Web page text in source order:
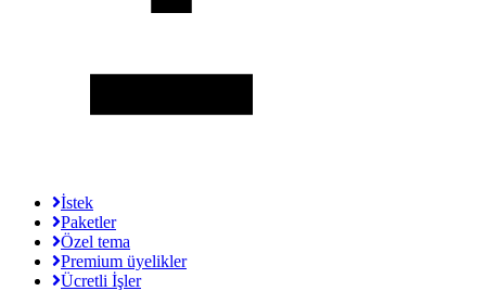
İstek
Paketler
Özel tema
Premium üyelikler
Ücretli İşler